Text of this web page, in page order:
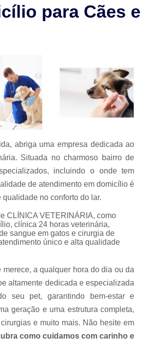
Cirurgia em Animais Campinas
Cirurgia em Animais São Paulo
Cirurgia para Cachorros de
Cirurgia de Castração de Cachorro
Cirurgia de Catarata em Cachorro
Cirurgia de Catarata para Cachorro
Cirurgia
para Cachorro Campinas
Cirurgia
Clínica 24 Horas Veterinária
Clínica
Clínica Veterinária Campinas
Veterinária Mais Próxima
Clínica
Veterinária Próximo a Mim
Clínica
Consulta
Veterinária Dermatológica para
Veterinária para Animais de
Consulta Veterinária para
Consulta Veterinária para Gatos
Exames Laboratoriais Animais
para Cães
abriga uma empresa dedicada ao
Situada no charmoso bairro de
incluindo o onde tem
de atendimento em domicílio é
no conforto do lar.
CLÍNICA VETERINÁRIA, como
clínica 24 horas veterinária,
sangue em gatos e cirurgia de
único e alta qualidade
a qualquer hora do dia ou da
altamente dedicada e especializada
seu pet, garantindo bem-estar e
geração e uma estrutura completa,
e muito mais. Não hesite em
como cuidamos com carinho e